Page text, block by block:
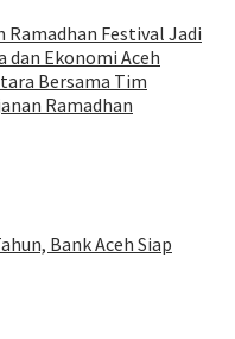
Ramadhan Festival Jadi
Ekonomi Aceh
Bersama Tim
Ramadhan
Bank Aceh Siap